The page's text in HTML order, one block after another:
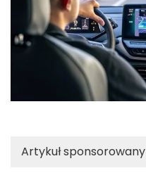
Artykuł sponsorowany